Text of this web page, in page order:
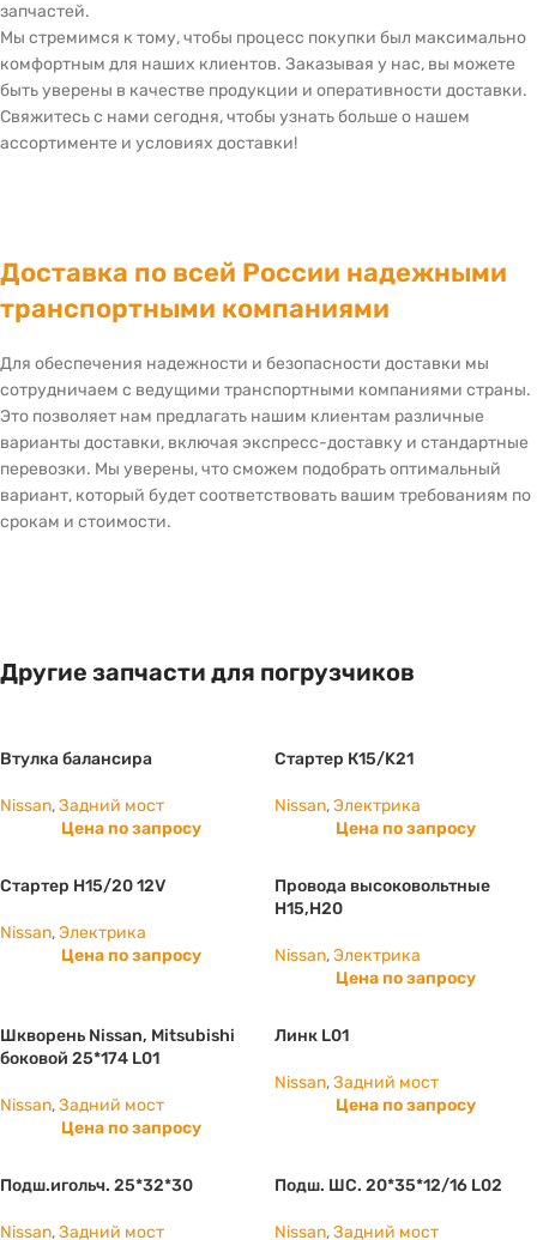
запчастей.
Мы стремимся к тому, чтобы процесс покупки был максимально
комфортным для наших клиентов. Заказывая у нас, вы можете
быть уверены в качестве продукции и оперативности доставки.
Свяжитесь с нами сегодня, чтобы узнать больше о нашем
ассортименте и условиях доставки!
Доставка по всей России надежными
транспортными компаниями
Для обеспечения надежности и безопасности доставки мы
сотрудничаем с ведущими транспортными компаниями страны.
Это позволяет нам предлагать нашим клиентам различные
варианты доставки, включая экспресс-доставку и стандартные
перевозки. Мы уверены, что сможем подобрать оптимальный
вариант, который будет соответствовать вашим требованиям по
срокам и стоимости.
Другие запчасти для погрузчиков
Втулка балансира
Nissan,Задний мост
Цена по запросу
Стартер К15/K21
Nissan,Электрика
Цена по запросу
Стартер Н15/20 12V
Nissan,Электрика
Цена по запросу
Провода высоковольтные
Н15,Н20
Nissan,Электрика
Цена по запросу
Шкворень Nissan, Mitsubishi
боковой 25*174 L01
Nissan,Задний мост
Цена по запросу
Линк L01
Nissan,Задний мост
Цена по запросу
Подш.игольч. 25*32*30
Nissan,Задний мост
Подш. ШС. 20*35*12/16 L02
Nissan,Задний мост